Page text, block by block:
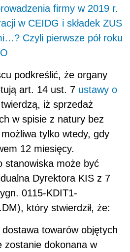
firmy w 2019 r.
w CEIDG i składek ZUS
Czyli pierwsze pół roku
podkreślić, że organy
art. 14 ust. 7 ustawy o
iż sprzedaż
w spisie z natury bez
tylko wtedy, gdy
12 miesięcy.
stanowiska może być
Dyrektora KIS z 7
0115-KDIT1-
który stwierdził, że:
towarów objętych
zostanie dokonana w